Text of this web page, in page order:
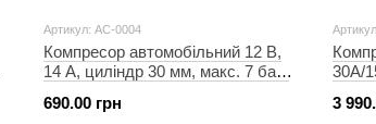
Артикул: AC-0004
Компресор автомобільний 12 В,
14 А, циліндр 30 мм, макс. 7 бар,
INTERTOOL AC-0004
690.00 грн
30A/
3